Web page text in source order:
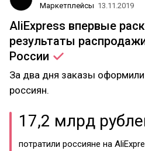
Маркетплейсы 13.11.2019
AliExpress впервые
результаты
России
За два дня заказы
россиян.
17,2 млрд
потратили россияне на